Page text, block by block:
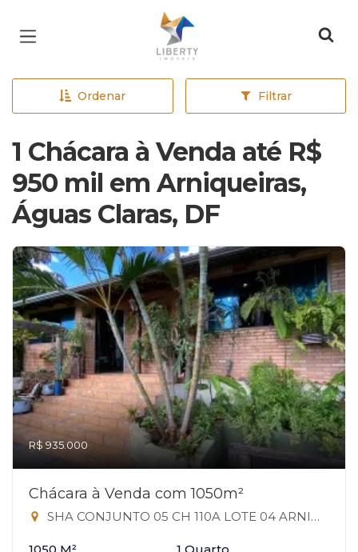
Página inicial
Ordenar Filtrar
1 Chácara à Venda até R$
950 mil em Arniqueiras,
Águas Claras, DF
R$ 935.000
Chácara à Venda com 1050m²
SHA CONJUNTO 05 CH 110A LOTE 04 ARNIQUEIRAS, 110A - Arniqueiras, Águas Claras-DF